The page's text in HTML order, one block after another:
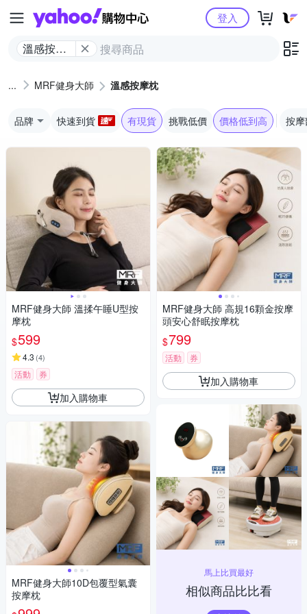
Yahoo購物中心
溫感按摩
登入
MRF健身大師 溫感按摩枕
品牌 快速到貨 有現貨 挑戰低價 價格低到高 按
MRF健身大師 溫揉午睡U型按
摩枕
$599
4.3 (4)
活動 券
加入購物車
MRF健身大師10D包覆型氣囊
按摩枕
MRF健身大師 高規16顆金按摩
頭安心舒眠按摩枕
$799
活動 券
加入購物車
馬上比買最好
相似商品比比看